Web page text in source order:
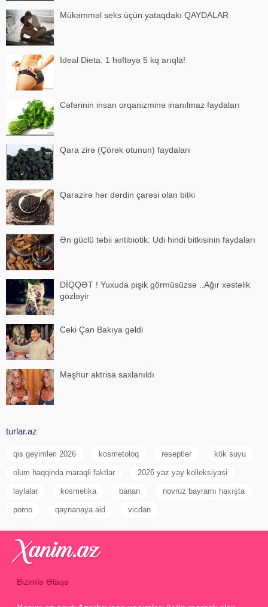
Mükəmməl seks üçün yataqdakı QAYDALAR
İdeal Dieta: 1 həftəyə 5 kq arıqla!
Cəfərinin insan orqanizminə inanılmaz faydaları
Qara zirə (Çörək otunun) faydaları
Qarazirə hər dərdin çarəsi olan bitki
Ən güclü təbii antibiotik: Udi hindi bitkisinin faydaları
DİQQƏT ! Yuxuda pişik görmüsüzsə ..Ağır xəstəlik
gözləyir
Ceki Çan Bakıya gəldi
Məşhur aktrisa saxlanıldı
turlar.az
qis geyimləri 2026 kosmetoloq reseptler kök suyu
olum haqqinda maraqli faktlar 2026 yaz yay kolleksiyasi
laylalar kosmetika banan novruz bayramı haxışta
porno qaynanaya aid vicdan
Bizimlə Əlaqə